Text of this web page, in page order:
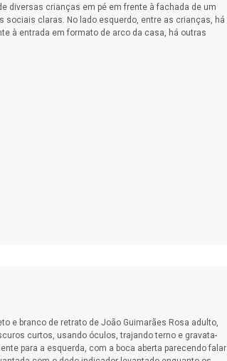
diversas crianças em pé em frente à fachada de um
sociais claras. No lado esquerdo, entre as crianças, há
à entrada em formato de arco da casa, há outras
e branco de retrato de João Guimarães Rosa adulto,
curtos, usando óculos, trajando terno e gravata-
para a esquerda, com a boca aberta parecendo falar